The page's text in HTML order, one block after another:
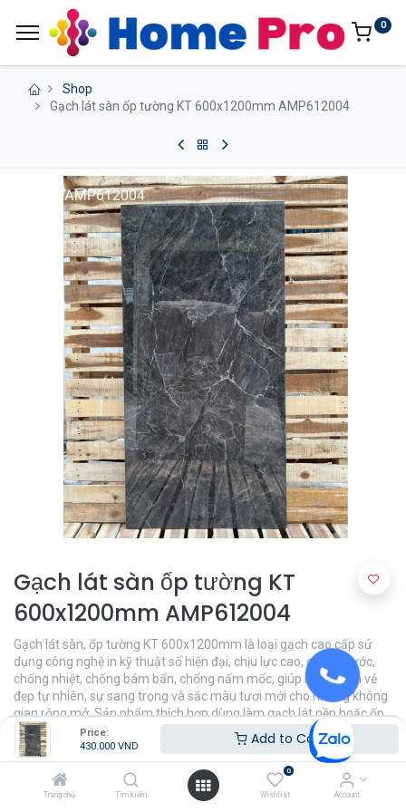
Price:
430.000 VND Add to Cart
Trang chủ Tìm kiếm
0
Wishlist Account
0
Shop
Gạch lát sàn ốp tường KT 600x1200mm AMP612004
Gạch lát sàn ốp tường KT
600x1200mm AMP612004
Gạch lát sàn, ốp tường KT 600x1200mm là loại gạch cao cấp sử
dụng công nghệ in kỹ thuật số hiện đại, chịu lực cao, chống xước,
chống nhiệt, chống bám bẩn, chống nấm mốc, giúp mang đến vẻ
đẹp tự nhiên, sự sang trọng và sắc màu tươi mới cho những không
gian rộng mở. Sản phẩm thích hợp dùng làm gạch lát nền hoặc ốp
tường trong các không gian phòng khách, phòng tắm, phòng ngủ,...
430.000VND